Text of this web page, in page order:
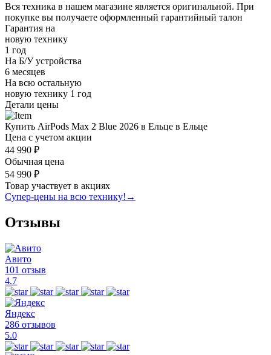
Вся техника в нашем магазине является оригинальной. При
покупке вы получаете оформленный гарантийный талон
Гарантия на
новую технику
1 год
На Б/У устройства
6 месяцев
На всю остальную
новую технику 1 год
Детали цены
Купить AirPods Max 2 Blue 2026 в Ельце в Ельце
Цена с учетом акции
44 990 ₽
Обычная цена
54 990 ₽
Товар участвует в акциях
Супер-цены на всю технику! →
Отзывы
Авито
101 отзыв
4.7
Яндекс
286 отзывов
5.0